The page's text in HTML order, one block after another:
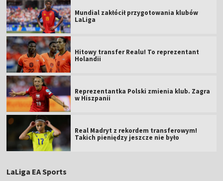
Mundial zakłócił przygotowania klubów
LaLiga
Hitowy transfer Realu! To reprezentant
Holandii
Reprezentantka Polski zmienia klub. Zagra
w Hiszpanii
Real Madryt z rekordem transferowym!
Takich pieniędzy jeszcze nie było
LaLiga EA Sports